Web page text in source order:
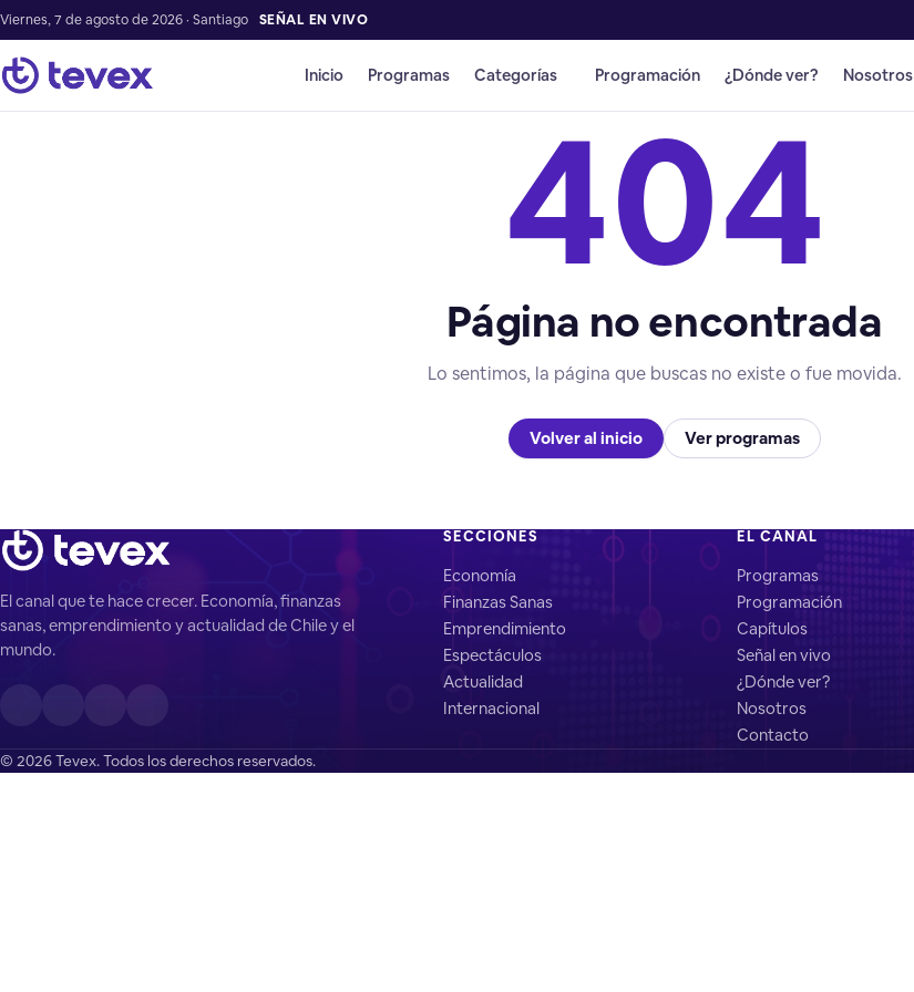
Viernes, 7 de agosto de 2026 · Santiago SEÑAL EN VIVO
Inicio Programas Categorías Programación ¿Dónde ver? Nosotros
404
Página no encontrada
Lo sentimos, la página que buscas no existe o fue movida.
Volver al inicio Ver programas
El canal que te hace crecer. Economía, finanzas
sanas, emprendimiento y actualidad de Chile y el
mundo.
SECCIONES
Economía
Finanzas Sanas
Emprendimiento
Espectáculos
Actualidad
Internacional
EL CANAL
Programas
Programación
Capítulos
Señal en vivo
¿Dónde ver?
Nosotros
Contacto
© 2026 Tevex. Todos los derechos reservados.